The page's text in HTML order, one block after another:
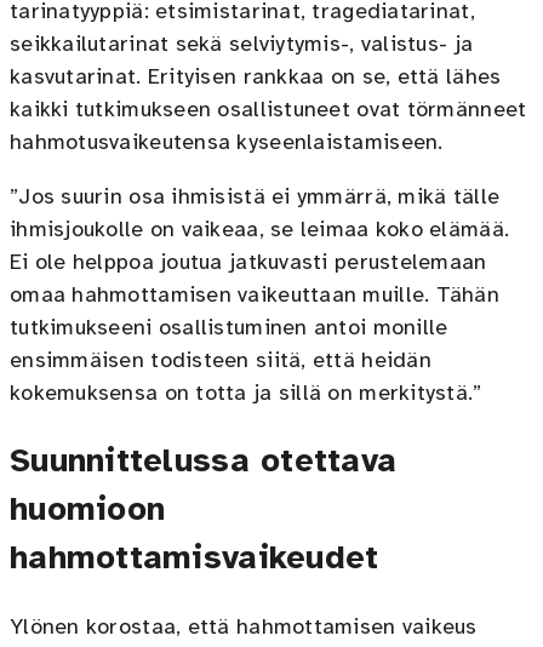
tarinatyyppiä: etsimistarinat, tragediatarinat,
seikkailutarinat sekä selviytymis-, valistus- ja
kasvutarinat. Erityisen rankkaa on se, että lähes
kaikki tutkimukseen osallistuneet ovat törmänneet
hahmotusvaikeutensa kyseenlaistamiseen.
”Jos suurin osa ihmisistä ei ymmärrä, mikä tälle
ihmisjoukolle on vaikeaa, se leimaa koko elämää.
Ei ole helppoa joutua jatkuvasti perustelemaan
omaa hahmottamisen vaikeuttaan muille. Tähän
tutkimukseeni osallistuminen antoi monille
ensimmäisen todisteen siitä, että heidän
kokemuksensa on totta ja sillä on merkitystä.”
Suunnittelussa otettava
huomioon
hahmottamisvaikeudet
Ylönen korostaa, että hahmottamisen vaikeus